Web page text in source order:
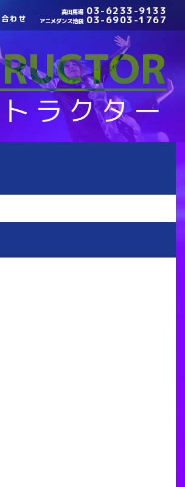
わせ
高田馬場 03-6233-9133
アニメダンス池袋 03-6903-1767
ラクター